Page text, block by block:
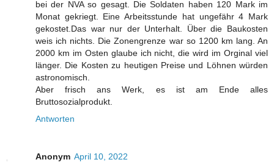
bei der NVA so gesagt. Die Soldaten haben 120 Mark im
Monat gekriegt. Eine Arbeitsstunde hat ungefähr 4 Mark
gekostet.Das war nur der Unterhalt. Über die Baukosten
weis ich nichts. Die Zonengrenze war so 1200 km lang. An
2000 km im Osten glaube ich nicht, die wird im Orginal viel
länger. Die Kosten zu heutigen Preise und Löhnen würden
astronomisch.
Aber frisch ans Werk, es ist am Ende alles
Bruttosozialprodukt.
Antworten
Anonym April 10, 2022